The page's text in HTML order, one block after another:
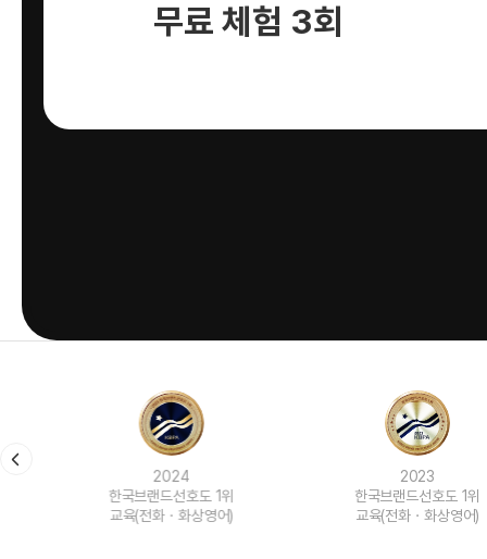
무료 체험 3회
한국브랜드선호도 1위
교육(전화ㆍ화상영어)
한국브랜드선호도 1위
교육(전화ㆍ화상영어)